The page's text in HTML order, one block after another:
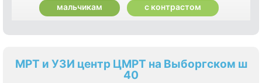
мальчикам с контрастом
МРТ и УЗИ центр ЦМРТ на Выборгском ш
40